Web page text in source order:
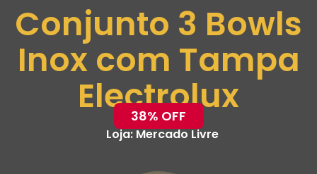
Conjunto 3 Bowls
Inox com Tampa
Electrolux
38% OFF
Loja:Mercado Livre